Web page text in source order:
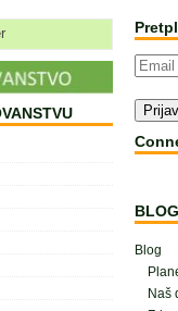
BLOG
Blog
Naš